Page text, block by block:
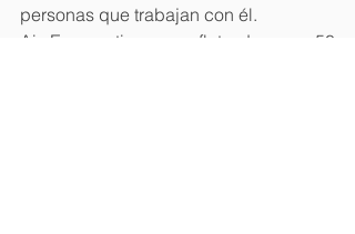
personas que trabajan con él.
Air Europa tiene una flota de unos 50